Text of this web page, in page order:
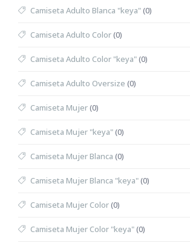
Camiseta Adulto Blanca "keya"(0)
Camiseta Adulto Color(0)
Camiseta Adulto Color "keya"(0)
Camiseta Adulto Oversize (0)
Camiseta Mujer(0)
Camiseta Mujer "keya"(0)
Camiseta Mujer Blanca (0)
Camiseta Mujer Blanca "keya"(0)
Camiseta Mujer Color(0)
Camiseta Mujer Color "keya"(0)